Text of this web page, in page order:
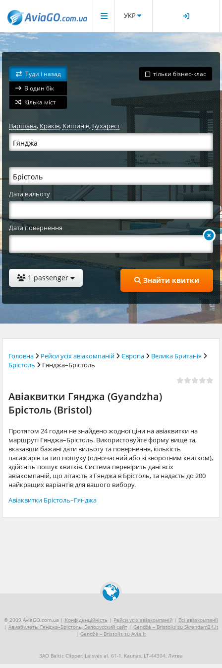
УКР
Туди і назад
В один бік
Кілька міст
тільки бізнес-клас
Варшава,Краків, Кишинів, Бухарест
Дата вильоту
Дата повернення
1 passenger Знайти квитки
Головна Рейси усіх авіакомпаній Європа
Велика Британія
Брістоль
Гянджа–Брістоль
Авіаквитки Гянджа (Gyandzha)
Брістоль (Bristol)
Протягом 24 годин не знайдено жодної ціни на авіаквитки на
маршруті Гянджа–Брістоль. Використовуйте форму вище та,
вказавши бажані дати вильоту та повернення, кількість
пасажирів та тип пошуку (одночасний або зі зворотним квитком),
здійсніть пошук квитків. Система перевірить дані всіх
авіакомпаній, що літають з Гянджа в Брістоль, та надасть до 200
найкращих варіантів для вашого вибору.
Авіаквитки Брістоль–Гянджа
© 2009 AviaGO.com.ua | Конфіденційність | Рейси усіх авіакомпаній | Всі авіакомпанії
| Авиабилеты Гянджа–Брістоль, Белорусский сайт| Gendžė – Bristolis su Skrendam24.lt
| Gendžė – Bristolis su Avia.lt
ЗАО Baltic Clipper, Laisvės al. 61-1, Kaunas, LT-44304, Литва